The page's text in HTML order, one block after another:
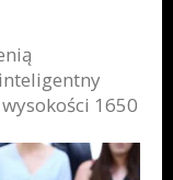
1650